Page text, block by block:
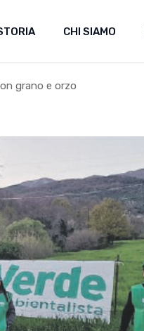
CHI SIAMO
grano e orzo